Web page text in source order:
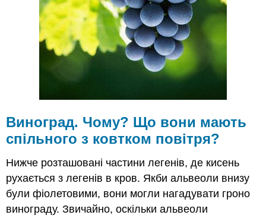
Транспорт
газу
Периферійний
газообмін
Газообмін
гомеостаз
Подальше
Резюме
Рецензія
Виноград. Чому? Що вони мають
спільного з ковтком повітря?
Нижче розташовані частини легенів, де кисень
рухається з легенів в кров. Якби альвеоли внизу
були фіолетовими, вони могли нагадувати гроно
винограду. Звичайно, оскільки альвеоли